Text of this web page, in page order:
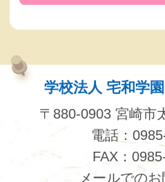
学校法人 宅和学
〒880-0903 宮崎市
電話：
FAX：
メールでの